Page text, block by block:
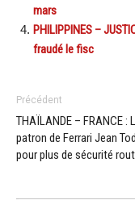
mars
PHILIPPINES –
fraudé le fisc
Précédent
THAÏLANDE – FRANCE :
patron de Ferrari Jean
pour plus de sécurité